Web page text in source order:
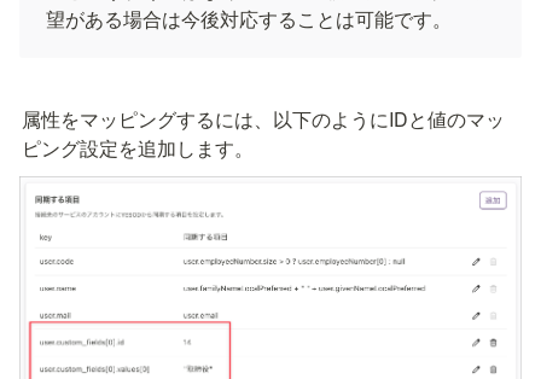
望がある場合は今後対応することは可能です。
属性をマッピングするには、以下のようにIDと値のマッ
ピング設定を追加します。